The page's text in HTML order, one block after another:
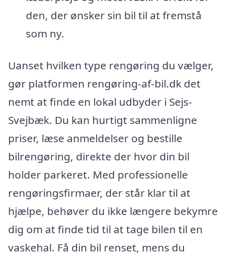
den, der ønsker sin bil til at fremstå
som ny.
Uanset hvilken type rengøring du vælger,
gør platformen rengøring-af-bil.dk det
nemt at finde en lokal udbyder i Sejs-
Svejbæk. Du kan hurtigt sammenligne
priser, læse anmeldelser og bestille
bilrengøring, direkte der hvor din bil
holder parkeret. Med professionelle
rengøringsfirmaer, der står klar til at
hjælpe, behøver du ikke længere bekymre
dig om at finde tid til at tage bilen til en
vaskehal. Få din bil renset, mens du